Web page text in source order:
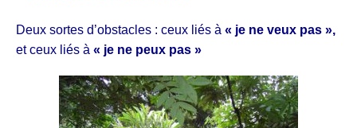
Deux sortes d’obstacles : ceux liés à « je ne veux pas »,
et ceux liés à « je ne peux pas »